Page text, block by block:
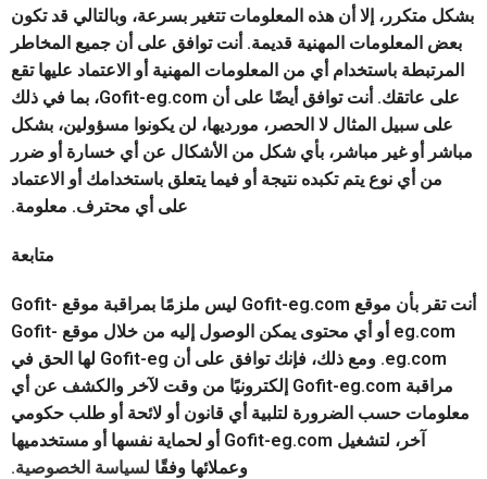
بشكل متكرر، إلا أن هذه المعلومات تتغير بسرعة، وبالتالي قد تكون
بعض المعلومات المهنية قديمة. أنت توافق على أن جميع المخاطر
المرتبطة باستخدام أي من المعلومات المهنية أو الاعتماد عليها تقع
على عاتقك. أنت توافق أيضًا على أن Gofit-eg.com، بما في ذلك
على سبيل المثال لا الحصر، مورديها، لن يكونوا مسؤولين، بشكل
مباشر أو غير مباشر، بأي شكل من الأشكال عن أي خسارة أو ضرر
من أي نوع يتم تكبده نتيجة أو فيما يتعلق باستخدامك أو الاعتماد
على أي محترف. معلومة.
متابعة
أنت تقر بأن موقع Gofit-eg.com ليس ملزمًا بمراقبة موقع Gofit-
eg.com أو أي محتوى يمكن الوصول إليه من خلال موقع Gofit-
eg.com. ومع ذلك، فإنك توافق على أن Gofit-eg لها الحق في
مراقبة Gofit-eg.com إلكترونيًا من وقت لآخر والكشف عن أي
معلومات حسب الضرورة لتلبية أي قانون أو لائحة أو طلب حكومي
آخر، لتشغيل Gofit-eg.com أو لحماية نفسها أو مستخدميها
وعملائها وفقًا لسياسة الخصوصية.